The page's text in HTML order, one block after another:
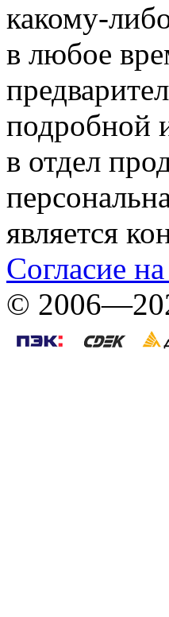
какому-
в любое
подробной
в отдел
является
Согласие
©